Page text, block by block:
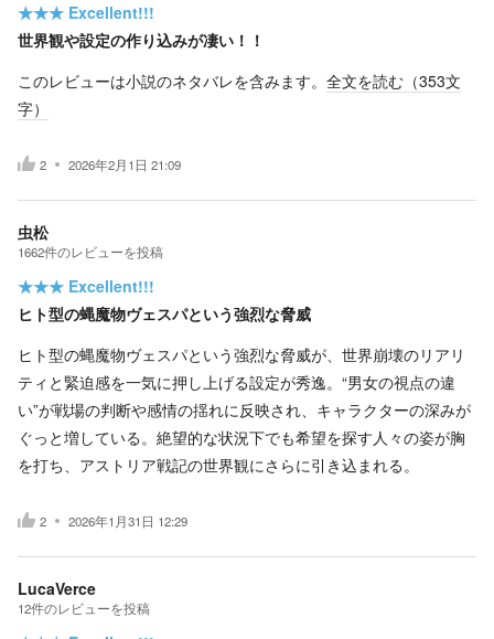
★★★ Excellent!!!
世界観や設定の作り込みが凄い！！
このレビューは小説のネタバレを含みます。 全文を読む（353文
字）
2 2026年2月1日 21:09
虫松
1662件のレビューを投稿
★★★ Excellent!!!
ヒト型の蝿魔物ヴェスパという強烈な脅威
ヒト型の蝿魔物ヴェスパという強烈な脅威が、世界崩壊のリアリ
ティと緊迫感を一気に押し上げる設定が秀逸。“男女の視点の違
い”が戦場の判断や感情の揺れに反映され、キャラクターの深みが
ぐっと増している。絶望的な状況下でも希望を探す人々の姿が胸
を打ち、アストリア戦記の世界観にさらに引き込まれる。
2 2026年1月31日 12:29
LucaVerce
12件のレビューを投稿